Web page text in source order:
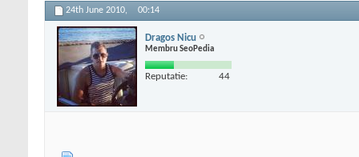
24th June 2010, 00:14
Dragos Nicu
Membru SeoPedia
Reputatie: 44